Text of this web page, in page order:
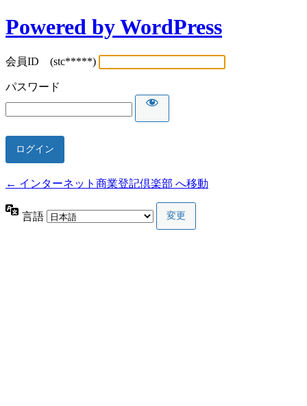
Powered by WordPress
会員ID (stc*****)
パスワード
← インターネット商業登記倶楽部 へ移動
言語